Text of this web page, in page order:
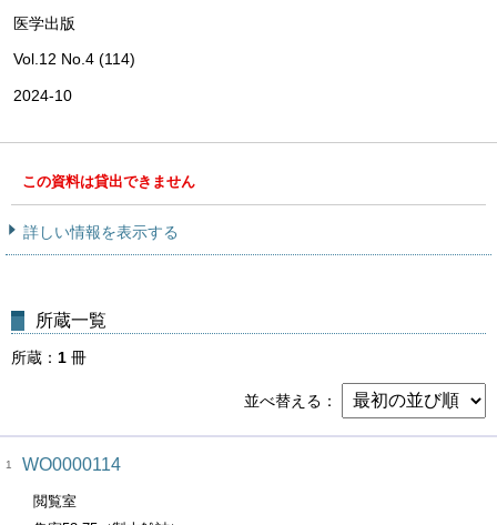
医学出版
Vol.12 No.4 (114)
2024-10
この資料は貸出できません
詳しい情報を表示する
所蔵一覧
所蔵 1 冊
並べ替える
1 WO0000114
閲覧室